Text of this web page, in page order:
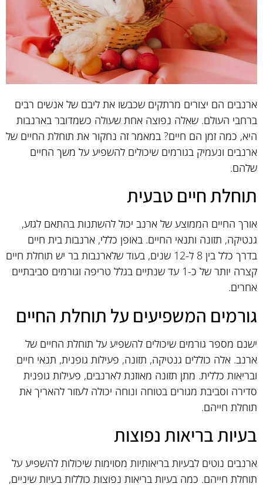
ארנבים הם יצורים מרתקים שכבשו את ליבם של אנשים רבים
ברחבי העולם. שאלה נפוצה אחת שעולה כשמדובר בארנבות
היא, כמה זמן הם חיים? במאמר זה נחקור את תוחלת החיים של
ארנבים ונעמיק בגורמים שיכולים להשפיע על משך החיים
שלהם.
תוחלת חיים טבעית
אורך החיים הממוצע של ארנב יכול להשתנות בהתאם לגזע,
גנטיקה, תזונה ותנאי החיים. באופן כללי, ארנבות בית חיים
בדרך כלל בין 8 ל-12 שנים, בעוד שלארנבות בר יש תוחלת חיים
קצרה יותר של כ-1 עד שנתיים בגלל טריפה וגורמים סביבתיים
אחרים.
גורמים המשפיעים על תוחלת החיים
ישנם מספר גורמים שיכולים להשפיע על תוחלת החיים של
ארנב. אלה כוללים גנטיקה, תזונה, פעילות גופנית, תנאי חיים
ובריאות כללית. מתן תזונה מאוזנת לארנבים, פעילות גופנית
סדירה וסביבת מגורים בטוחה ונוחה יכולה לעזור להאריך את
תוחלת חייהם.
בעיות בריאות נפוצות
ארנבים נוטים לבעיות בריאותיות מסוימות שיכולות להשפיע על
תוחלת חייהם. כמה בעיות בריאות נפוצות כוללות בעיות שיניים,